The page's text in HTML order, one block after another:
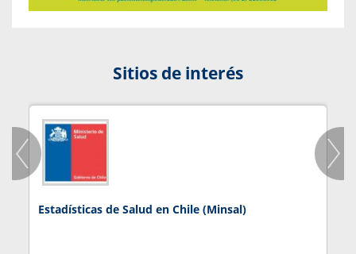
Sitios de interés
Estadísticas de Salud en Chile (Minsal)